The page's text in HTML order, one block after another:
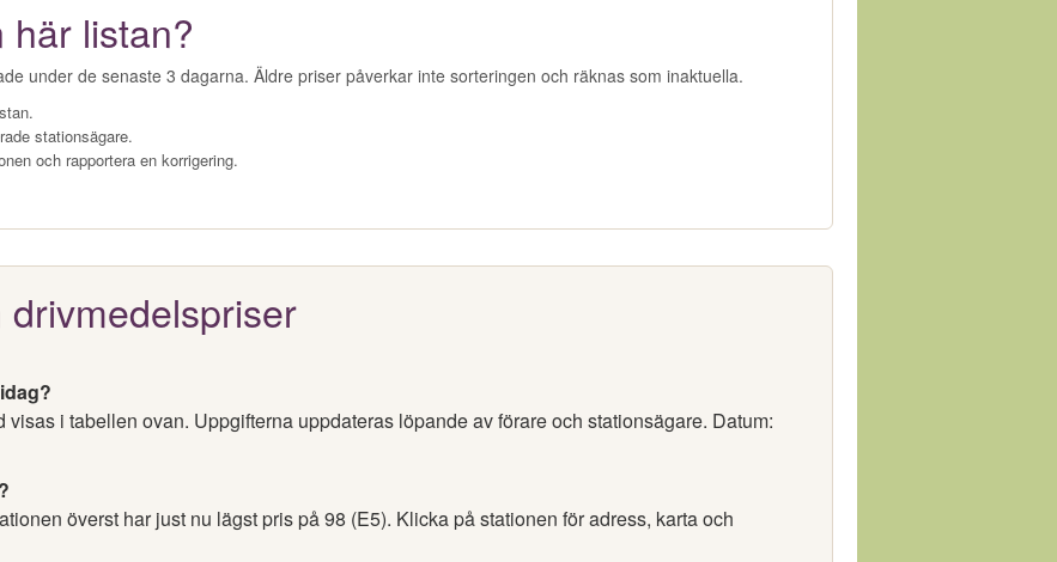
här listan?
under de senaste 3 dagarna. Äldre priser påverkar inte sorteringen och räknas som inaktuella.
stationsägare.
och rapportera en korrigering.
i tabellen ovan. Uppgifterna uppdateras löpande av förare och stationsägare. Datum:
överst har just nu lägst pris på 98 (E5). Klicka på stationen för adress, karta och